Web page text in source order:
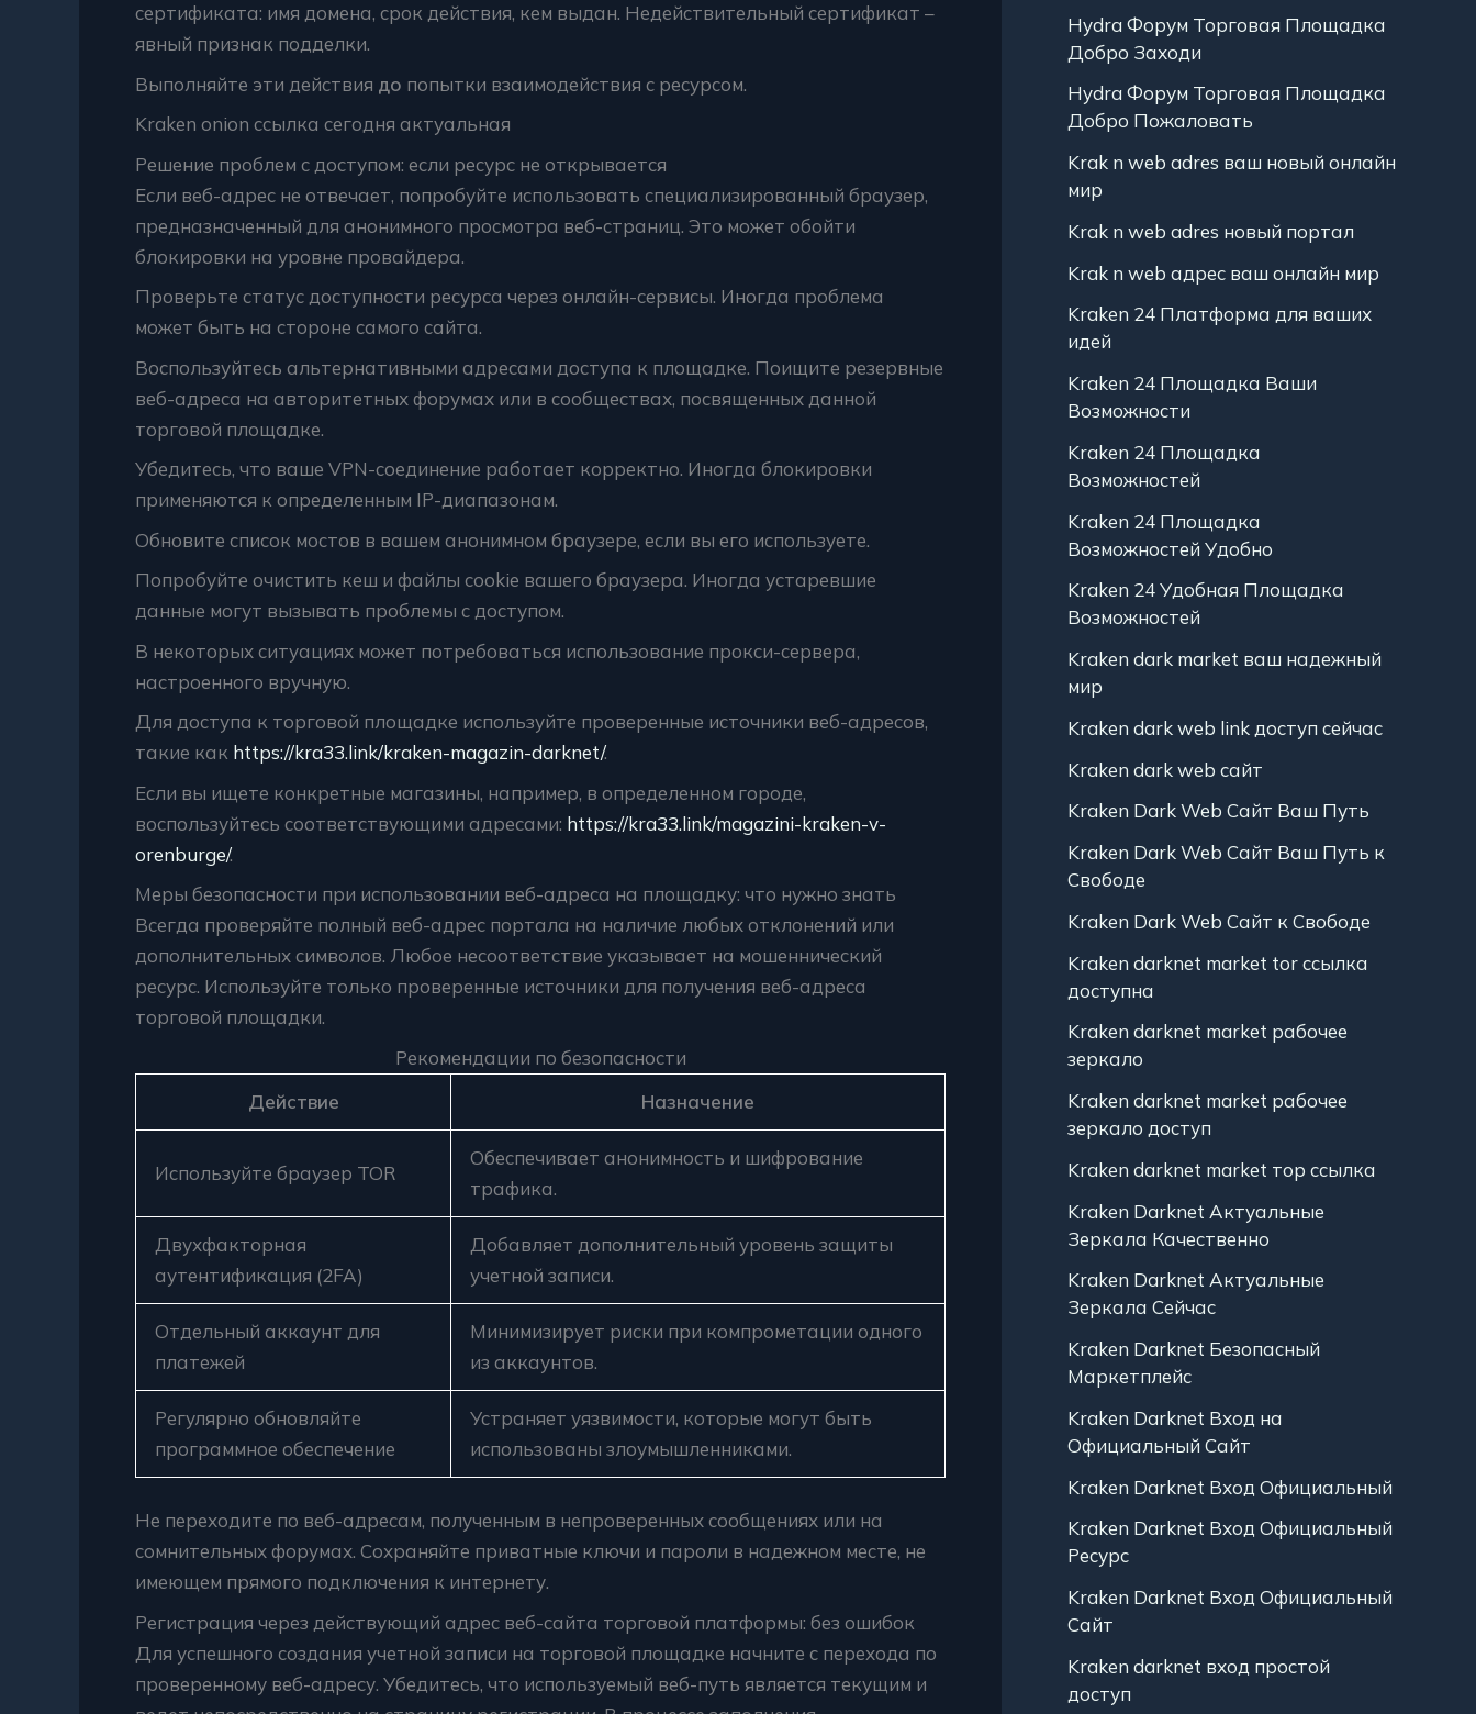
сертификата: имя домена, срок действия, кем выдан. Недействительный сертификат –
явный признак подделки.
Выполняйте эти действия до попытки взаимодействия с ресурсом.
Kraken onion ссылка сегодня актуальная
Решение проблем с доступом: если ресурс не открывается
Если веб-адрес не отвечает, попробуйте использовать специализированный браузер,
предназначенный для анонимного просмотра веб-страниц. Это может обойти
блокировки на уровне провайдера.
Проверьте статус доступности ресурса через онлайн-сервисы. Иногда проблема
может быть на стороне самого сайта.
Воспользуйтесь альтернативными адресами доступа к площадке. Поищите резервные
веб-адреса на авторитетных форумах или в сообществах, посвященных данной
торговой площадке.
Убедитесь, что ваше VPN-соединение работает корректно. Иногда блокировки
применяются к определенным IP-диапазонам.
Обновите список мостов в вашем анонимном браузере, если вы его используете.
Попробуйте очистить кеш и файлы cookie вашего браузера. Иногда устаревшие
данные могут вызывать проблемы с доступом.
В некоторых ситуациях может потребоваться использование прокси-сервера,
настроенного вручную.
Для доступа к торговой площадке используйте проверенные источники веб-адресов,
такие как https://kra33.link/kraken-magazin-darknet/.
Если вы ищете конкретные магазины, например, в определенном городе,
воспользуйтесь соответствующими адресами: https://kra33.link/magazini-kraken-v-
orenburge/.
Меры безопасности при использовании веб-адреса на площадку: что нужно знать
Всегда проверяйте полный веб-адрес портала на наличие любых отклонений или
дополнительных символов. Любое несоответствие указывает на мошеннический
ресурс. Используйте только проверенные источники для получения веб-адреса
торговой площадки.
Рекомендации по безопасности
Действие
Назначение
Используйте браузер TOR
Обеспечивает анонимность и шифрование
трафика.
Двухфакторная
аутентификация (2FA)
Добавляет дополнительный уровень защиты
учетной записи.
Отдельный аккаунт для
платежей
Минимизирует риски при компрометации одного
из аккаунтов.
Регулярно обновляйте
программное обеспечение
Устраняет уязвимости, которые могут быть
использованы злоумышленниками.
Не переходите по веб-адресам, полученным в непроверенных сообщениях или на
сомнительных форумах. Сохраняйте приватные ключи и пароли в надежном месте, не
имеющем прямого подключения к интернету.
Регистрация через действующий адрес веб-сайта торговой платформы: без ошибок
Для успешного создания учетной записи на торговой площадке начните с перехода по
проверенному веб-адресу. Убедитесь, что используемый веб-путь является текущим и
Hydra Форум Торговая Площадка
Добро Заходи
Hydra Форум Торговая Площадка
Добро Пожаловать
Krak n web adres ваш новый онлайн
мир
Krak n web adres новый портал
Krak n web адрес ваш онлайн мир
Kraken 24 Платформа для ваших
идей
Kraken 24 Площадка Ваши
Возможности
Kraken 24 Площадка
Возможностей
Kraken 24 Площадка
Возможностей Удобно
Kraken 24 Удобная Площадка
Возможностей
Kraken dark market ваш надежный
мир
Kraken dark web link доступ сейчас
Kraken dark web сайт
Kraken Dark Web Сайт Ваш Путь
Kraken Dark Web Сайт Ваш Путь к
Свободе
Kraken Dark Web Сайт к Свободе
Kraken darknet market tor ссылка
доступна
Kraken darknet market рабочее
зеркало
Kraken darknet market рабочее
зеркало доступ
Kraken darknet market тор ссылка
Kraken Darknet Актуальные
Зеркала Качественно
Kraken Darknet Актуальные
Зеркала Сейчас
Kraken Darknet Безопасный
Маркетплейс
Kraken Darknet Вход на
Официальный Сайт
Kraken Darknet Вход Официальный
Kraken Darknet Вход Официальный
Ресурс
Kraken Darknet Вход Официальный
Сайт
Kraken darknet вход простой
доступ